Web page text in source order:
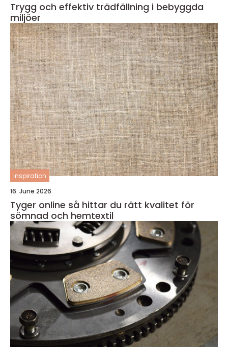
Trygg och effektiv trädfällning i bebyggda
miljöer
inspiration
16. June 2026
Tyger online så hittar du rätt kvalitet för
sömnad och hemtextil